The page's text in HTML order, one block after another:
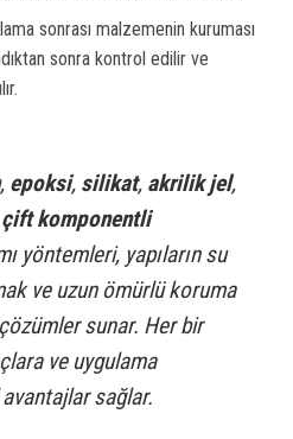
sonrası malzemenin kuruması
sonra kontrol edilir ve
, epoksi, silikat, akrilik jel,
çift komponentli
yöntemleri, yapıların su
ve uzun ömürlü koruma
sunar. Her bir
ve uygulama
sağlar.